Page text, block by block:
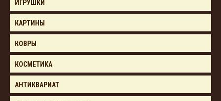
ИГРУШКИ
КАРТИНЫ
КОВРЫ
КОСМЕТИКА
АНТИКВАРИАТ